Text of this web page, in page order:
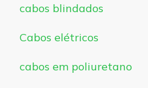
cabos blindados
Cabos elétricos
cabos em poliuretano